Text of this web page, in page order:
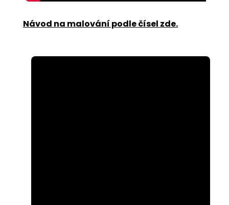
Návod na malování podle čísel zde.